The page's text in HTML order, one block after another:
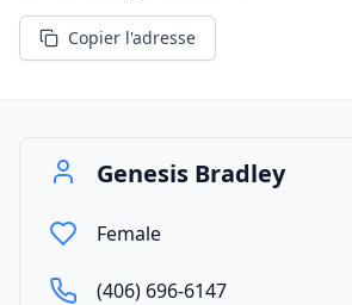
Copier l'adresse
Genesis Bradley
Female
(406) 696-6147